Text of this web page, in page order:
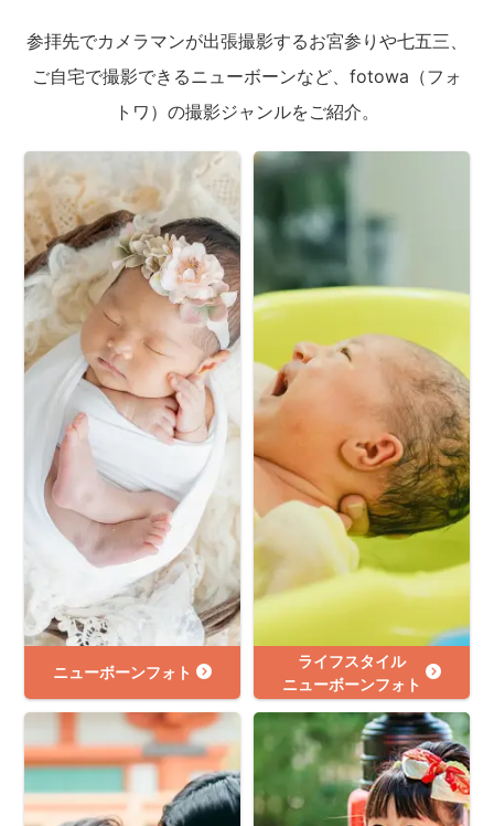
参拝先でカメラマンが出張撮影するお宮参りや七五三、
ご自宅で撮影できるニューボーンなど、fotowa（フォ
トワ）の撮影ジャンルをご紹介。
ニューボーンフォト
ライフスタイル
ニューボーンフォト